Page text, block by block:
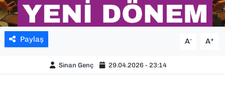
Paylaş A- A+
Sinan Genç 29.04.2026 - 23:14
YAŞAM
YEREL YÖNETİMLER